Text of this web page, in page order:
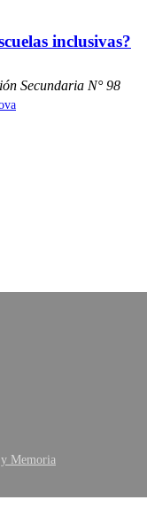
inclusivas?
Secundaria N° 98
Memoria